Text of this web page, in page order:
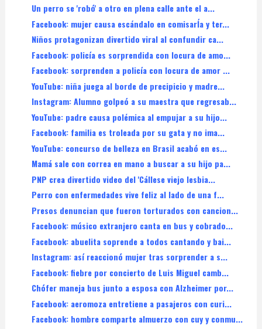
Un perro se 'robó' a otro en plena calle ante el a...
Facebook: mujer causa escándalo en comisarÍa y ter...
Niños protagonizan divertido viral al confundir ca...
Facebook: policía es sorprendida con locura de amo...
Facebook: sorprenden a policía con locura de amor ...
YouTube: niña juega al borde de precipicio y madre...
Instagram: Alumno golpeó a su maestra que regresab...
YouTube: padre causa polémica al empujar a su hijo...
Facebook: familia es troleada por su gata y no ima...
YouTube: concurso de belleza en Brasil acabó en es...
Mamá sale con correa en mano a buscar a su hijo pa...
PNP crea divertido video del 'Cállese viejo lesbia...
Perro con enfermedades vive feliz al lado de una f...
Presos denuncian que fueron torturados con cancion...
Facebook: músico extranjero canta en bus y cobrado...
Facebook: abuelita soprende a todos cantando y bai...
Instagram: así reaccionó mujer tras sorprender a s...
Facebook: fiebre por concierto de Luis Miguel camb...
Chófer maneja bus junto a esposa con Alzheimer por...
Facebook: aeromoza entretiene a pasajeros con curi...
Facebook: hombre comparte almuerzo con cuy y conmu...